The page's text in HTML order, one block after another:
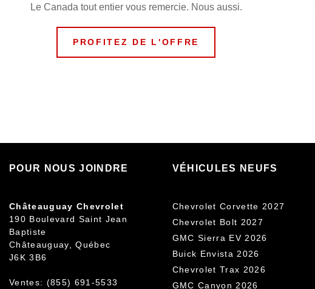
Le Canada tout entier vous remercie. Nous aussi.
PROFITEZ DE L'OFFRE
POUR NOUS JOINDRE
Châteauguay Chevrolet
190 Boulevard Saint Jean
Baptiste
Châteauguay ,Québec
J6K 3B6
Ventes: (855) 691-5533
VÉHICULES NEUFS
Chevrolet Corvette 2027
Chevrolet Bolt 2027
GMC Sierra EV 2026
Buick Envista 2026
Chevrolet Trax 2026
GMC Canyon 2026